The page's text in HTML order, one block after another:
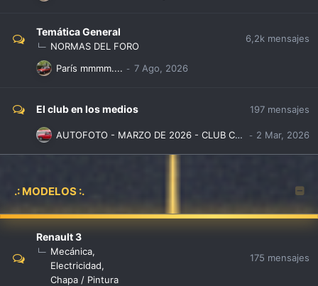
Temática General
NORMAS DEL FORO
6,2k mensajes
París mmmm....
El club en los medios 197 mensajes
AUTOFOTO - MARZO DE 2026 - CLUB CLASICOS RENAULT 3-4-5-6-7
.: MODELOS :.
Renault 3
Mecánica
Electricidad
Chapa / Pintura
175 mensajes